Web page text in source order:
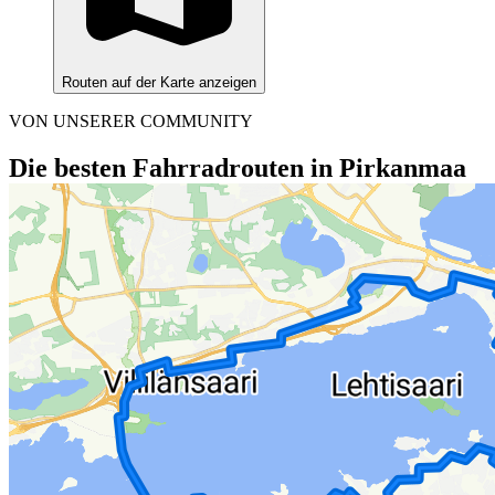
Routen auf der Karte anzeigen
VON UNSERER COMMUNITY
Die besten Fahrradrouten in Pirkanmaa